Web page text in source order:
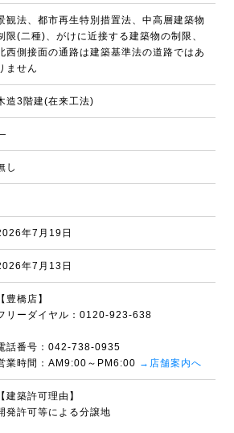
観法、都市再生特別措置法、中高層建築物
限(二種)、がけに近接する建築物の制限、
西側接面の通路は建築基準法の道路ではあ
ません
造3階建(在来工法)
し
年7月19日
年7月13日
【豊橋店】
リーダイヤル：0120-923-638
話番号：042-738-0935
業時間：AM9:00～PM6:00 →店舗案内へ
【建築許可理由】
発許可等による分譲地